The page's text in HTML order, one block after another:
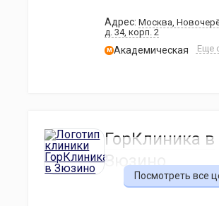
Адрес:Москва,
д. 34, корп. 2
м Академическая Еще
ГорКлиника в
Зюзино
Посмотреть все